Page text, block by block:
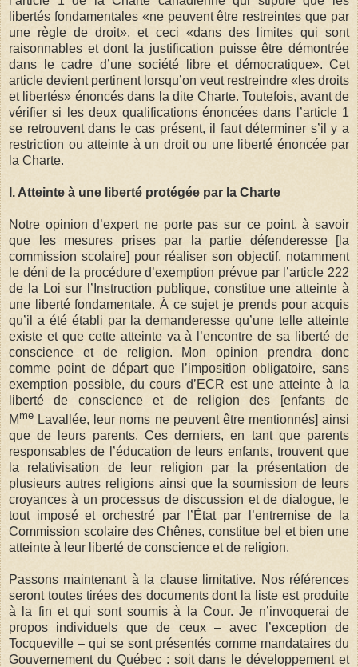
libertés fondamentales «ne peuvent être restreintes que par
une règle de droit», et ceci «dans des limites qui sont
raisonnables et dont la justification puisse être démontrée
dans le cadre d’une société libre et démocratique». Cet
article devient pertinent lorsqu’on veut restreindre «les droits
et libertés» énoncés dans la dite Charte. Toutefois, avant de
vérifier si les deux qualifications énoncées dans l’article 1
se retrouvent dans le cas présent, il faut déterminer s’il y a
restriction ou atteinte à un droit ou une liberté énoncée par
la Charte.
I. Atteinte à une liberté protégée par la Charte
Notre opinion d’expert ne porte pas sur ce point, à savoir
que les mesures prises par la partie défenderesse [la
commission scolaire] pour réaliser son objectif, notamment
le déni de la procédure d’exemption prévue par l’article 222
de la Loi sur l’Instruction publique, constitue une atteinte à
une liberté fondamentale. À ce sujet je prends pour acquis
qu’il a été établi par la demanderesse qu’une telle atteinte
existe et que cette atteinte va à l’encontre de sa liberté de
conscience et de religion. Mon opinion prendra donc
comme point de départ que l’imposition obligatoire, sans
exemption possible, du cours d’ECR est une atteinte à la
liberté de conscience et de religion des [enfants de
M me Lavallée, leur noms ne peuvent être mentionnés] ainsi
que de leurs parents. Ces derniers, en tant que parents
responsables de l’éducation de leurs enfants, trouvent que
la relativisation de leur religion par la présentation de
plusieurs autres religions ainsi que la soumission de leurs
croyances à un processus de discussion et de dialogue, le
tout imposé et orchestré par l’État par l’entremise de la
Commission scolaire des Chênes, constitue bel et bien une
atteinte à leur liberté de conscience et de religion.
Passons maintenant à la clause limitative. Nos références
seront toutes tirées des documents dont la liste est produite
à la fin et qui sont soumis à la Cour. Je n’invoquerai de
propos individuels que de ceux – avec l’exception de
Tocqueville – qui se sont présentés comme mandataires du
Gouvernement du Québec : soit dans le développement et